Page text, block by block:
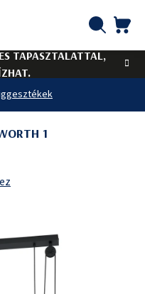
TAPASZTALATTAL,
1